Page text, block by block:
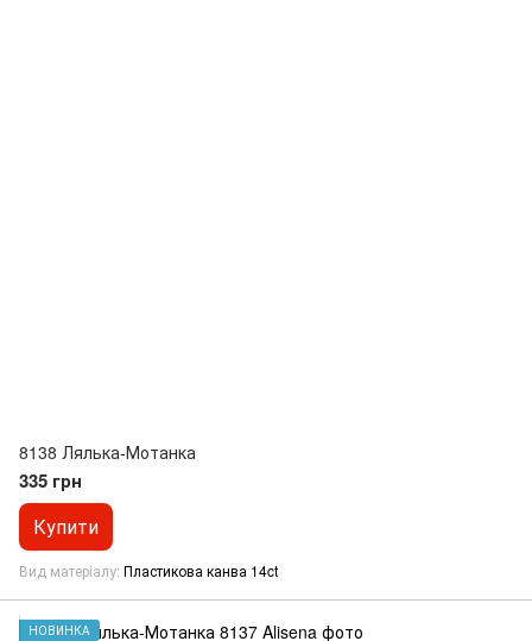
8138 Лялька-Мотанка
335 грн
Купити
Вид матеріалу Пластикова канва 14ct
НОВИНКА